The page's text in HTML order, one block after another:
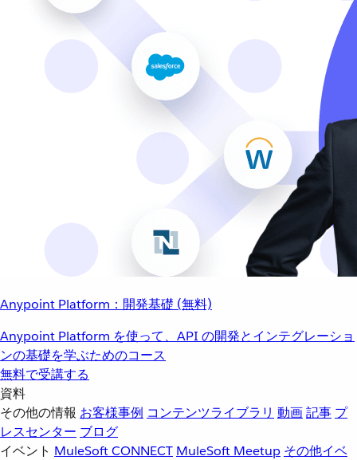
Anypoint Platform：開発基礎 (無料)
Anypoint Platform を使って、API の開発とインテグレーショ
ンの基礎を学ぶためのコース
無料で受講する
資料
その他の情報 お客様事例 コンテンツライブラリ 動画記事 プ
レスセンター ブログ
イベント MuleSoft CONNECT MuleSoft Meetup その他イベ